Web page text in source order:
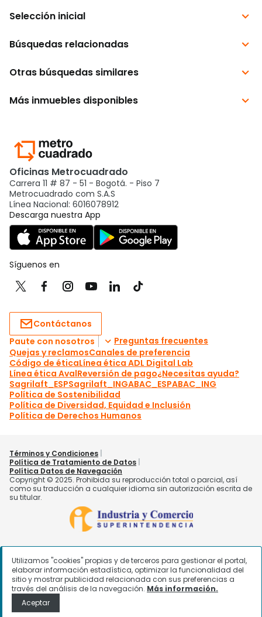
Utilizamos "cookies" propias y de terceros para gestionar el portal,
elaborar información estadística, optimizar la funcionalidad del
sitio y mostrar publicidad relacionada con sus preferencias a
través del análisis de la navegación. Más información.
Aceptar